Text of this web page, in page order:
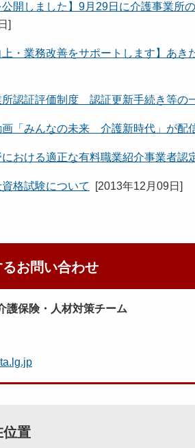
公開しました】9月29日に介護事業所
]
上・業務改善をサポートします】あ
認証評価制度 認証更新手続き等の
「みんなの未来 介護新時代」が配
における適正な有料職業紹介事業者認
格試験について [2013年12月09日 ]
お問い合わせ
保険・人材対策チーム
位置